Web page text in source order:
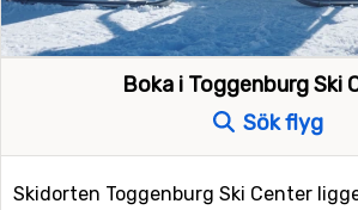
Boka i Toggenburg Ski
Sök flyg
Skidorten Toggenburg Ski Center